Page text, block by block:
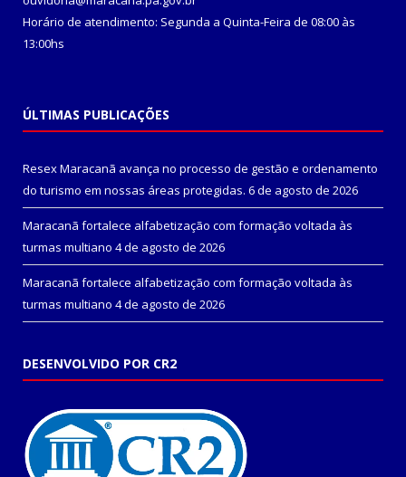
Horário de atendimento: Segunda a Quinta-Feira de 08:00 às
13:00hs
ÚLTIMAS PUBLICAÇÕES
Resex Maracanã avança no processo de gestão e ordenamento
do turismo em nossas áreas protegidas. 6 de agosto de 2026
Maracanã fortalece alfabetização com formação voltada às
turmas multiano 4 de agosto de 2026
Maracanã fortalece alfabetização com formação voltada às
turmas multiano 4 de agosto de 2026
DESENVOLVIDO POR CR2